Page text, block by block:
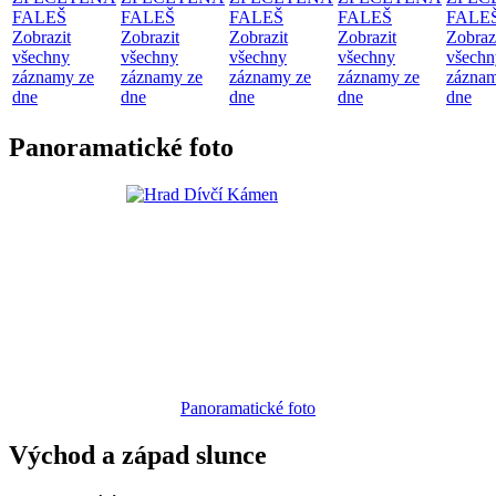
FALEŠ
Zobrazit
všechny
záznamy ze
dne
FALEŠ
Zobrazit
všechny
záznamy ze
dne
FALEŠ
Zobrazit
všechny
záznamy ze
dne
FALEŠ
Zobrazit
všechny
záznamy ze
dne
dne
Panoramatické foto
Panoramatické foto
Východ a západ slunce